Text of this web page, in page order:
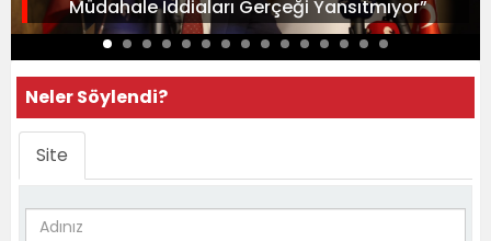
Müdahale İddiaları Gerçeği Yansıtmıyor”
Neler Söylendi?
Site